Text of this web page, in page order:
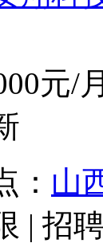
元/月
： 山
| 招